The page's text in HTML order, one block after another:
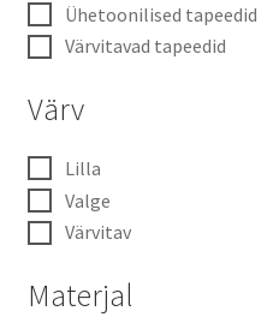
Ühetoonilised tapeedid
Värvitavad tapeedid
Värv
Lilla
Valge
Värvitav
Materjal